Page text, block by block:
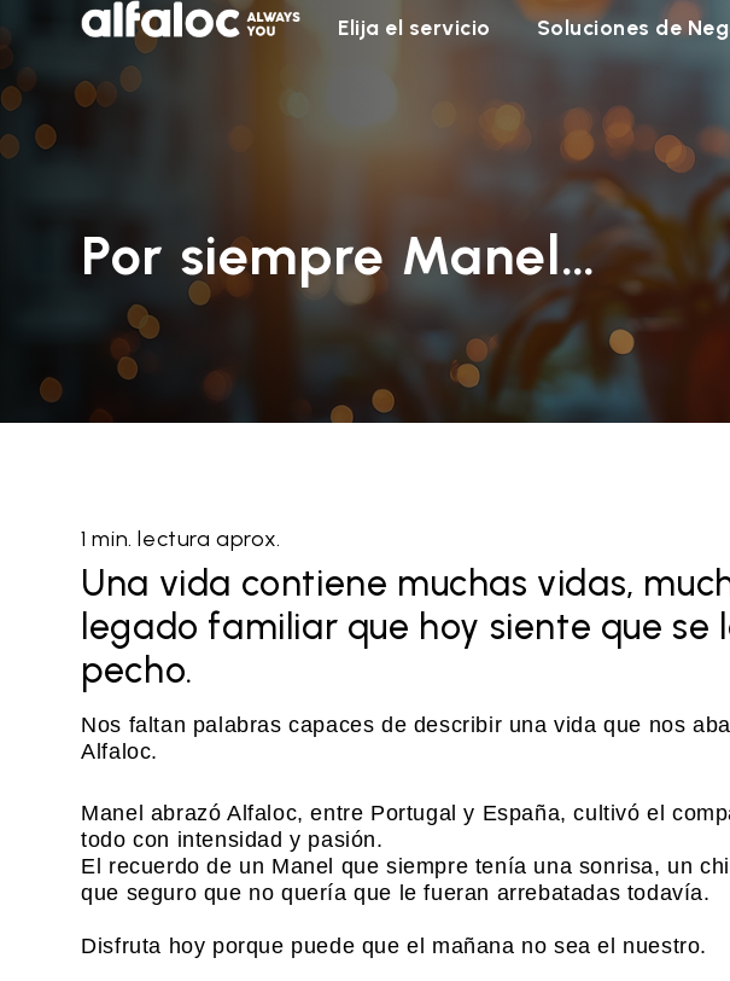
Elija el servicio Soluciones de
Por siempre Manel…
1 min. lectura aprox.
Una vida contiene muchas vidas,
legado familiar que hoy siente que se
pecho.
Nos faltan palabras capaces de describir una vida que nos
Alfaloc.
Manel abrazó Alfaloc, entre Portugal y España, cultivó el
todo con intensidad y pasión.
El recuerdo de un Manel que siempre tenía una sonrisa, un
que seguro que no quería que le fueran arrebatadas todavía.
Disfruta hoy porque puede que el mañana no sea el nuestro.